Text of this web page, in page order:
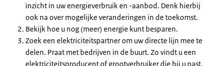
inzicht in uw energieverbruik en -aanbod. Denk hierbij
ook na over mogelijke veranderingen in de toekomst.
Bekijk hoe u nog (meer) energie kunt besparen.
Zoek een elektriciteitspartner om uw directe lijn mee te
delen. Praat met bedrijven in de buurt. Zo vindt u een
elektriciteitsproducent of grootverbruiker die bij u past.